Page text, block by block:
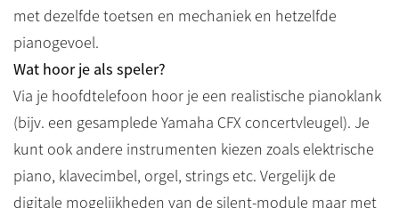
met dezelfde toetsen en mechaniek en hetzelfde
pianogevoel.
Wat hoor je als speler?
Via je hoofdtelefoon hoor je een realistische pianoklank
(bijv. een gesamplede Yamaha CFX concertvleugel). Je
kunt ook andere instrumenten kiezen zoals elektrische
piano, klavecimbel, orgel, strings etc. Vergelijk de
digitale mogelijkheden van de silent-module maar met